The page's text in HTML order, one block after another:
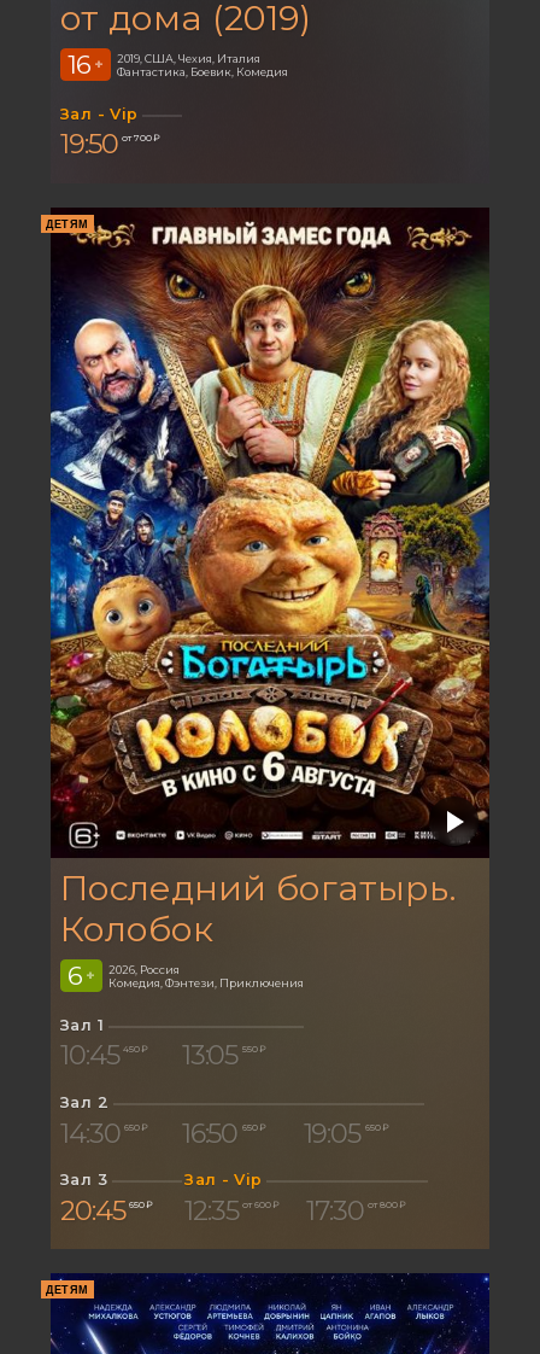
от дома (2019)
16 +
2019, США, Чехия, Италия
Фантастика, Боевик, Комедия
Зал - Vip
19:50 от 700 ₽
ДЕТЯМ
Последний богатырь.
Колобок
6 +
2026, Россия
Комедия, Фэнтези, Приключения
Зал 1
10:45 450 ₽ 13:05 550 ₽
Зал 2
14:30 650 ₽ 16:50 650 ₽ 19:05 650 ₽
Зал 3
20:45 650 ₽
Зал - Vip
12:35 от 600 ₽ 17:30 от 800 ₽
ДЕТЯМ